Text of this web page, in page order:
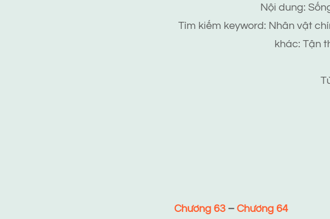
Nội dung:
Tìm kiếm keyword: Nhân vật
khác: Tận
Chương 63– Chương 64